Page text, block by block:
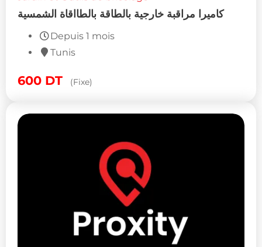
كاميرا مراقبة خارجية بالطاقة بالطااقاة الشمسية
Depuis 1 mois
Tunis
600 DT (Fixe)